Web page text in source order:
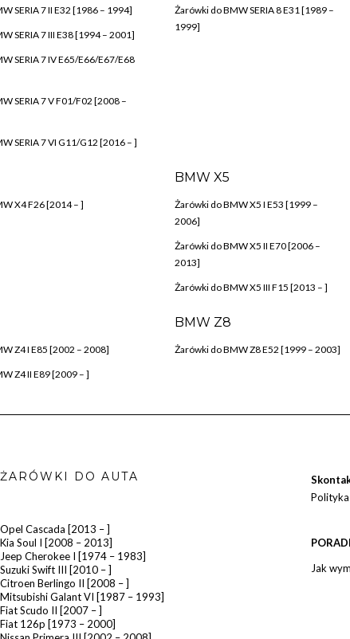
SERIA 7 II E32 [1986 – 1994]
SERIA 7 III E38 [1994 – 2001]
SERIA 7 IV E65/E66/E67/E68
SERIA 7 V F01/F02 [2008 –
SERIA 7 VI G11/G12 [2016 – ]
Żarówki do BMW SERIA 8 E31 [1989 –
1999]
X4 F26 [2014 – ]
BMW X5
Żarówki do BMW X5 I E53 [1999 –
2006]
Żarówki do BMW X5 II E70 [2006 –
2013]
Żarówki do BMW X5 III F15 [2013 – ]
Z4 I E85 [2002 – 2008]
Z4 II E89 [2009 – ]
BMW Z8
Żarówki do BMW Z8 E52 [1999 – 2003]
ŻARÓWKI DO AUTA
Opel Cascada [2013 – ]
Kia Soul I [2008 – 2013]
Jeep Cherokee I [1974 – 1983]
Suzuki Swift III [2010 – ]
Citroen Berlingo II [2008 – ]
Mitsubishi Galant VI [1987 – 1993]
Fiat Scudo II [2007 – ]
Fiat 126p [1973 – 2000]
Jak